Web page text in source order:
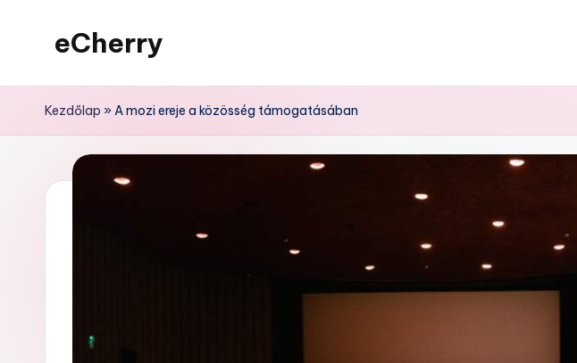
eCherry
a
Kezdőlap »A mozi ereje a közösség támogatásában